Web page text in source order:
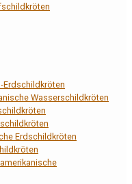
Erdschildkröten
Wasserschildkröten
Erdschildkröten